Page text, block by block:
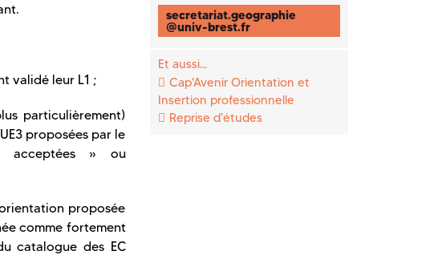
validé leur L1 ;
particulièrement)
proposées par le
acceptées » ou
proposée
comme fortement
catalogue des EC
secretariat.geographie
@univ-brest.fr
Et aussi...
Cap'Avenir Orientation et
Insertion professionnelle
Reprise d'études